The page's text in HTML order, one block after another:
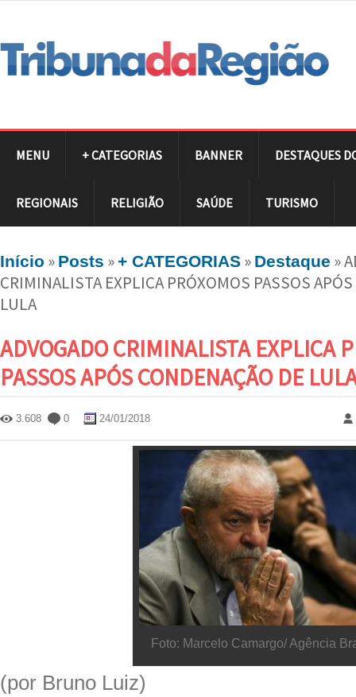
MENU + CATEGORIAS BANNER DESTAQUES
REGIONAIS RELIGIÃO SAÚDE TURISMO
Início » Posts »+ CATEGORIAS » Destaque »
CRIMINALISTA EXPLICA PRÓXOMOS PASSOS
LULA
ADVOGADO CRIMINALISTA EXPLICA
PASSOS APÓS CONDENAÇÃO DE
3.608 0 24/01/2018
Foto: Marcelo Camargo/ Agência
(por Bruno Luiz)